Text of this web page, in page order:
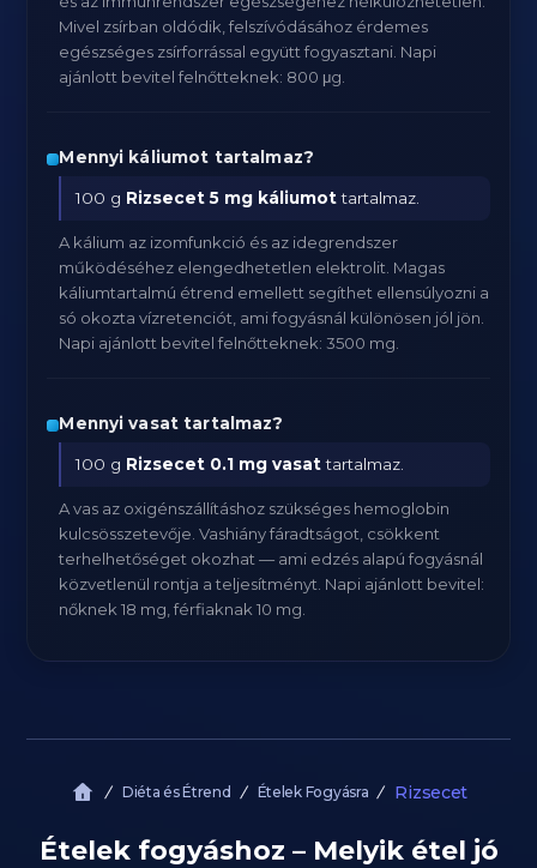
Mivel zsírban oldódik, felszívódásához érdemes
egészséges zsírforrással együtt fogyasztani. Napi
ajánlott bevitel felnőtteknek: 800 μg.
Mennyi káliumot tartalmaz?
100 g Rizsecet 5 mg káliumottartalmaz.
A kálium az izomfunkció és az idegrendszer
működéséhez elengedhetetlen elektrolit. Magas
káliumtartalmú étrend emellett segíthet ellensúlyozni a
só okozta vízretenciót, ami fogyásnál különösen jól jön.
Napi ajánlott bevitel felnőtteknek: 3500 mg.
Mennyi vasat tartalmaz?
100 g Rizsecet 0.1 mg vasattartalmaz.
A vas az oxigénszállításhoz szükséges hemoglobin
kulcsösszetevője. Vashiány fáradtságot, csökkent
terhelhetőséget okozhat — ami edzés alapú fogyásnál
közvetlenül rontja a teljesítményt. Napi ajánlott bevitel:
nőknek 18 mg, férfiaknak 10 mg.
Diéta és Étrend Ételek Fogyásra Rizsecet
Ételek fogyáshoz – Melyik étel jó